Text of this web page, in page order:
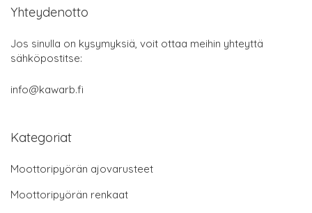
Yhteydenotto
Jos sinulla on kysymyksiä, voit ottaa meihin yhteyttä
sähköpostitse:
info@kawarb.fi
Kategoriat
Moottoripyörän ajovarusteet
Moottoripyörän renkaat